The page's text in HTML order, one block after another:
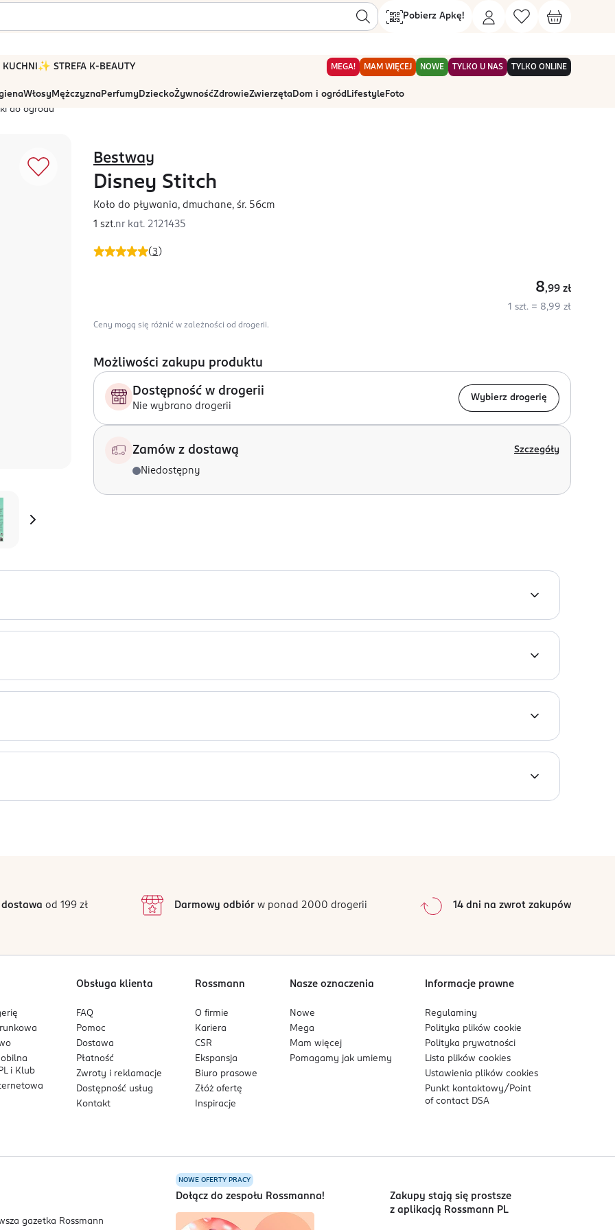
Pobierz Apkę!
KUCHNI ✨ STREFA K-BEAUTY MEGA! MAM WIĘCEJ NOWE TYLKO U NAS TYLKO ONLINE
WłosyMężczyznaPerfumyDzieckoŻywnośćZdrowieZwierzętaDom i ogród Lifestyle Foto
do ogrodu
(3 )
Bestway
Disney Stitch
Koło do pływania, dmuchane, śr. 56cm
1 szt.nr kat. 2121435
8,99 zł
1 szt. = 8,99 zł
Ceny mogą się różnić w zależności od drogerii.
Możliwości zakupu produktu
Dostępność w drogerii
Nie wybrano drogerii
Wybierz drogerię
Zamów z dostawą Szczegóły
Niedostępny
o średnicy 56cm. Odpowiednie dla dzieci w wieku 3-6 lat.
2
1
0%
Sortowanie wgdata: od najnowszej
od 199 zł Darmowy odbiórw ponad 2000 drogerii 14 dni na zwrot zakupów
i Klub
Obsługa klienta
FAQ
Pomoc
Dostawa
Płatność
Zwroty i reklamacje
Dostępność usług
Kontakt
Rossmann
O firmie
Kariera
CSR
Ekspansja
Biuro prasowe
Złóż ofertę
Inspiracje
Nasze oznaczenia
Nowe
Mega
Mam więcej
Pomagamy jak umiemy
Informacje prawne
Regulaminy
Polityka plikówcookie
Polityka prywatności
Lista plikówcookies
Ustawienia plikówcookies
Punkt kontaktowy/ Point
of contact DSA
NOWE OFERTY PRACY
Dołącz do zespołu Rossmanna!
Zakupy stają się prostsze
z aplikacją Rossmann PL